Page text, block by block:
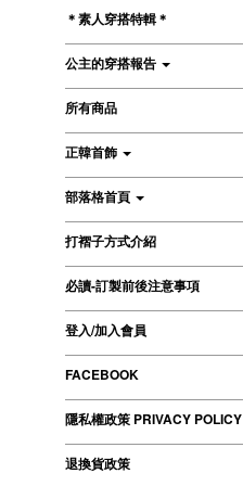
＊素人穿搭特輯＊
公主的穿搭報告
所有商品
正韓首飾
部落格首頁
打褶子方式介紹
必讀-訂製前後注意事項
登入/加入會員
FACEBOOK
隱私權政策 PRIVACY POLICY
退換貨政策